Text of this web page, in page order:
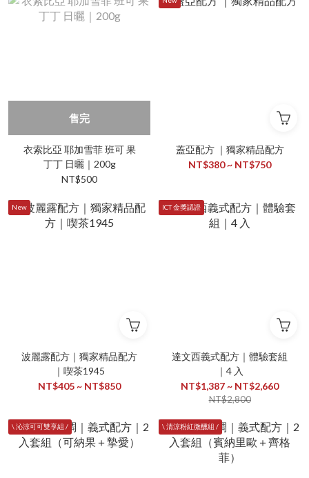
售完
衣索比亞 耶加雪菲 班可 果
丁丁 日曬｜200g
NT$500
蓋亞配方 ｜獨家精品配方
NT$380 ~ NT$750
New
波麗露配方｜獨家精品配方
｜喫茶1945
NT$405 ~ NT$850
ICT 金獎認證
達文西義式配方｜體驗套組
｜4 入
NT$1,387 ~ NT$2,660
NT$2,800
\ 沁涼可可雙享組 / \ 清涼粉紅微醺組 /